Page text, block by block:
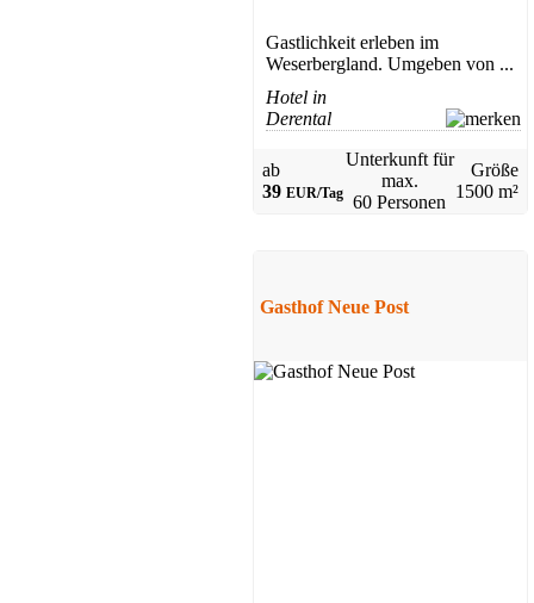
Gastlichkeit erleben im
Weserbergland. Umgeben von ...
Hotel in
Derental
ab
39 EUR/Tag
Unterkunft für
max.
60 Personen
Größe
1500 m²
Gasthof Neue Post